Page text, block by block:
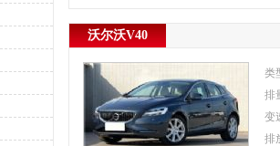
沃尔沃V40
类
排
变
排